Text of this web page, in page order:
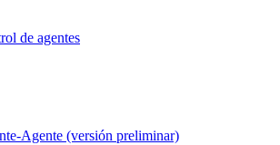
de agentes
Agente (versión preliminar)